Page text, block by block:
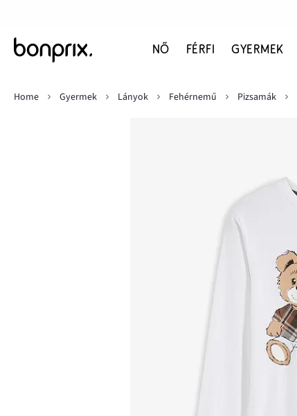
NŐ FÉRFI GYERMEK
Home
Gyermek Lányok Fehérnemű Pizsamák